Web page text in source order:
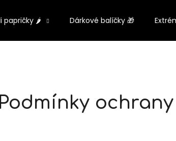
papričky 🌶️ Dárkové balíčky 🎁
Podmínky